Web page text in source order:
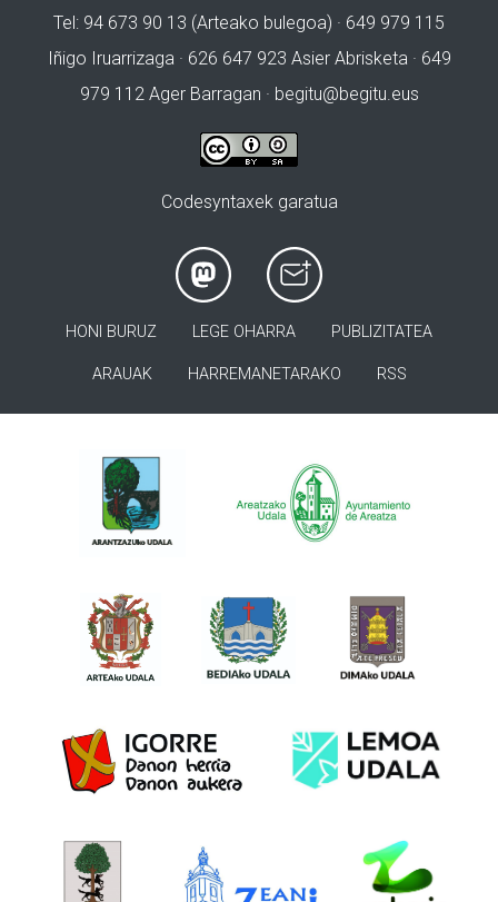
Tel: 94 673 90 13 (Arteako bulegoa) · 649 979 115
Iñigo Iruarrizaga · 626 647 923 Asier Abrisketa · 649
979 112 Ager Barragan · begitu@begitu.eus
Codesyntaxek garatua
HONI BURUZ LEGE OHARRA PUBLIZITATEA
ARAUAK HARREMANETARAKO RSS